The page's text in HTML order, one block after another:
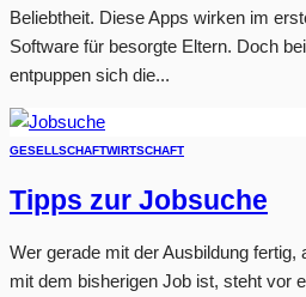
Beliebtheit. Diese Apps wirken im
Software für besorgte Eltern. Doch
entpuppen sich die...
GESELLSCHAFTWIRTSCHAFT
Tipps zur Jobsuche
Wer gerade mit der Ausbildung fertig,
mit dem bisherigen Job ist, steht vor